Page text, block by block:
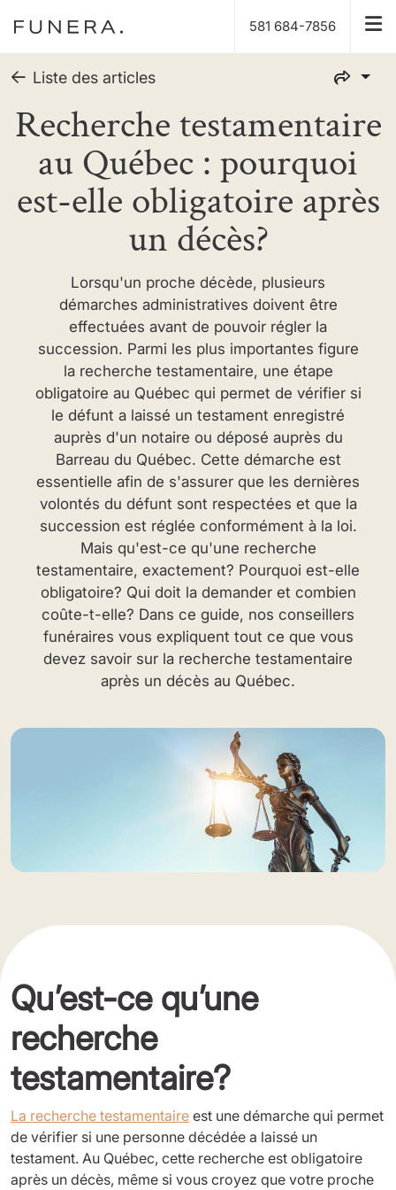
581 684-7856
Liste des articles
Recherche testamentaire
au Québec : pourquoi
est-elle obligatoire après
un décès?
Lorsqu'un proche décède, plusieurs
démarches administratives doivent être
effectuées avant de pouvoir régler la
succession. Parmi les plus importantes figure
la recherche testamentaire, une étape
obligatoire au Québec qui permet de vérifier si
le défunt a laissé un testament enregistré
auprès d'un notaire ou déposé auprès du
Barreau du Québec. Cette démarche est
essentielle afin de s'assurer que les dernières
volontés du défunt sont respectées et que la
succession est réglée conformément à la loi.
Mais qu'est-ce qu'une recherche
testamentaire, exactement? Pourquoi est-elle
obligatoire? Qui doit la demander et combien
coûte-t-elle? Dans ce guide, nos conseillers
funéraires vous expliquent tout ce que vous
devez savoir sur la recherche testamentaire
après un décès au Québec.
Qu’est-ce qu’une
recherche
testamentaire?
La recherche testamentaire est une démarche qui permet
de vérifier si une personne décédée a laissé un
testament. Au Québec, cette recherche est obligatoire
après un décès, même si vous croyez que votre proche